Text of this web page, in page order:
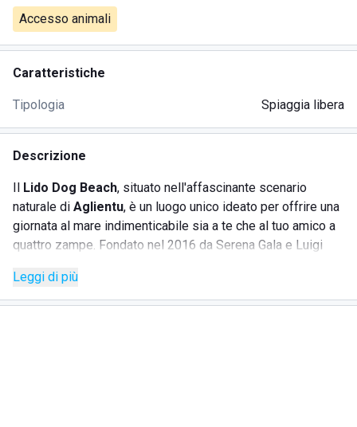
Accesso animali
Caratteristiche
Tipologia Spiaggia libera
Descrizione
Il Lido Dog Beach, situato nell'affascinante scenario
naturale di Aglientu, è un luogo unico ideato per offrire una
giornata al mare indimenticabile sia a te che al tuo amico a
quattro zampe. Fondato nel 2016 da Serena Gala e Luigi
attenzione speciale verso gli animali domestici, creando
un'atmosfera accogliente e familiare. La bellezza naturale
Leggi di più